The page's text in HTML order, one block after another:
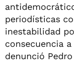
periodísticas
inestabilidad
consecuencia
denunció